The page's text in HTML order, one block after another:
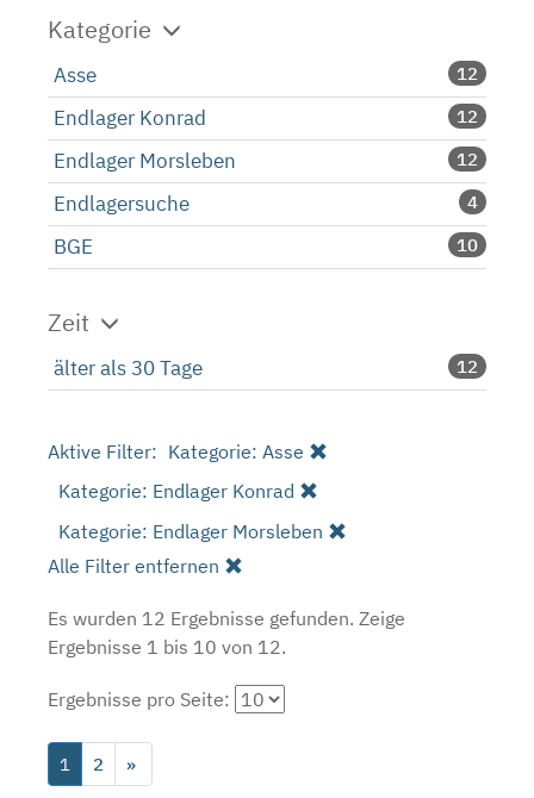
Kategorie
Asse 12
Endlager Konrad 12
Endlager Morsleben 12
Endlagersuche 4
BGE 10
Zeit
älter als 30 Tage 12
Aktive Filter: Kategorie: Asse
Kategorie: Endlager Konrad
Kategorie: Endlager Morsleben
Alle Filter entfernen
Es wurden 12 Ergebnisse gefunden. Zeige
Ergebnisse 1 bis 10 von 12.
Ergebnisse pro Seite:
1 2 »